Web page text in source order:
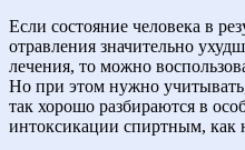
Если состояние человека в
отравления значительно
лечения, то можно
Но при этом нужно
так хорошо разбираются в
интоксикации спиртным, как